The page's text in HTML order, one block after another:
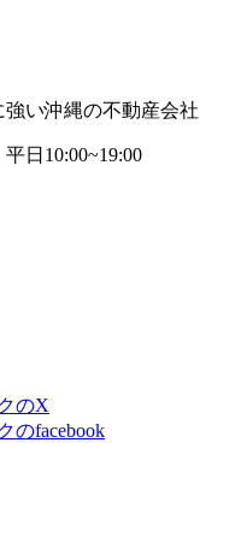
強い沖縄の不動産会社
日10:00~19:00